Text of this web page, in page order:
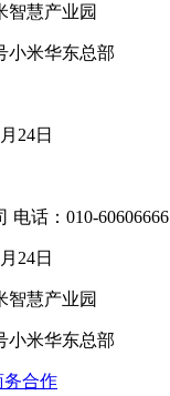
智慧产业园
小米华东总部
24日
话：010-60606666
24日
智慧产业园
小米华东总部
务合作